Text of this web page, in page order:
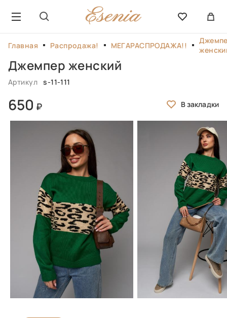
Главная Распродажа! МЕГАРАСПРОДАЖА!!
Джемпер женский
Артикул s-11-111
650